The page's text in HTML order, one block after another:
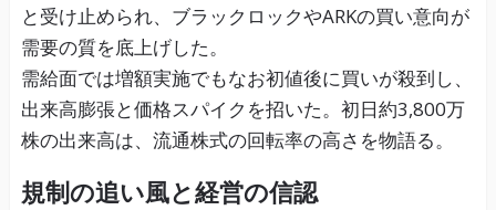
と受け止められ、ブラックロックやARKの買い意向が
需要の質を底上げした。
需給面では増額実施でもなお初値後に買いが殺到し、
出来高膨張と価格スパイクを招いた。初日約3,800万
株の出来高は、流通株式の回転率の高さを物語る。
規制の追い風と経営の信認